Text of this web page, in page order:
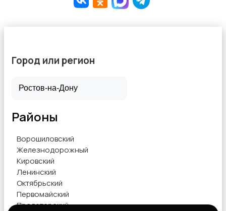
Город или регион
Районы
Ворошиловский
Железнодорожный
Кировский
Ленинский
Октябрьский
Первомайский
Пролетарский